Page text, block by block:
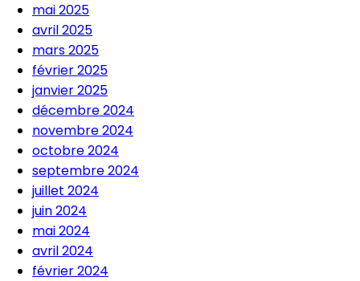
mai 2025
avril 2025
mars 2025
février 2025
janvier 2025
décembre 2024
novembre 2024
octobre 2024
septembre 2024
juillet 2024
juin 2024
mai 2024
avril 2024
février 2024